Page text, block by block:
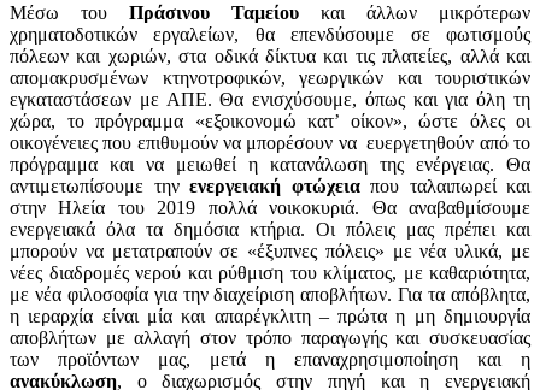
Μέσω του Πράσινου Ταμείου και άλλων μικρότερων
χρηματοδοτικών εργαλείων, θα επενδύσουμε σε φωτισμούς
πόλεων και χωριών, στα οδικά δίκτυα και τις πλατείες, αλλά και
απομακρυσμένων κτηνοτροφικών, γεωργικών και τουριστικών
εγκαταστάσεων με ΑΠΕ. Θα ενισχύσουμε, όπως και για όλη τη
χώρα, το πρόγραμμα «εξοικονομώ κατ’ οίκον», ώστε όλες οι
οικογένειες που επιθυμούν να μπορέσουν να ευεργετηθούν από το
πρόγραμμα και να μειωθεί η κατανάλωση της ενέργειας. Θα
αντιμετωπίσουμε την ενεργειακή φτώχειαπου ταλαιπωρεί και
στην Ηλεία του 2019 πολλά νοικοκυριά. Θα αναβαθμίσουμε
ενεργειακά όλα τα δημόσια κτήρια. Οι πόλεις μας πρέπει και
μπορούν να μετατραπούν σε «έξυπνες πόλεις» με νέα υλικά, με
νέες διαδρομές νερού και ρύθμιση του κλίματος, με καθαριότητα,
με νέα φιλοσοφία για την διαχείριση αποβλήτων. Για τα απόβλητα,
η ιεραρχία είναι μία και απαρέγκλιτη – πρώτα η μη δημιουργία
αποβλήτων με αλλαγή στον τρόπο παραγωγής και συσκευασίας
των προϊόντων μας, μετά η επαναχρησιμοποίηση και η
ανακύκλωση, ο διαχωρισμός στην πηγή και η ενεργειακή